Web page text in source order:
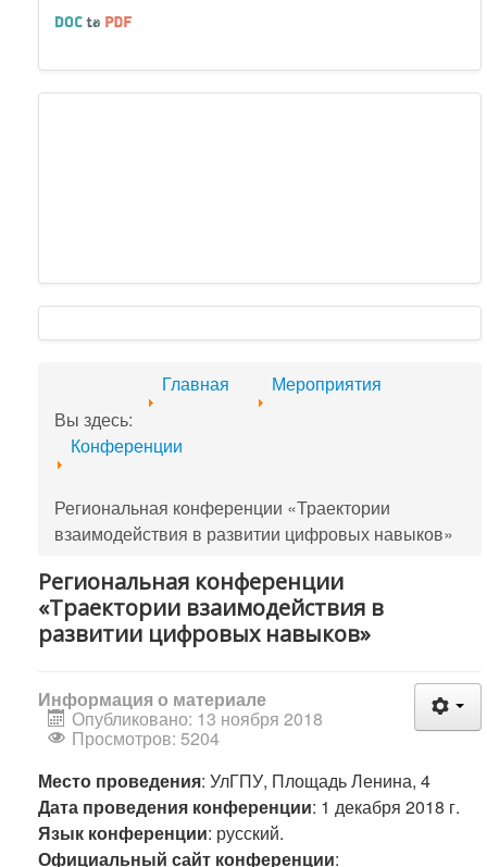
Вы здесь:
Главная Мероприятия
Конференции
Региональная конференции «Траектории
взаимодействия в развитии цифровых навыков»
Региональная конференции
«Траектории взаимодействия в
развитии цифровых навыков»
Информация о материале
Опубликовано: 13 ноября 2018
Просмотров: 5204
Место проведения: УлГПУ, Площадь Ленина, 4
Дата проведения конференции: 1 декабря 2018 г.
Язык конференции: русский.
Официальный сайт конференции: